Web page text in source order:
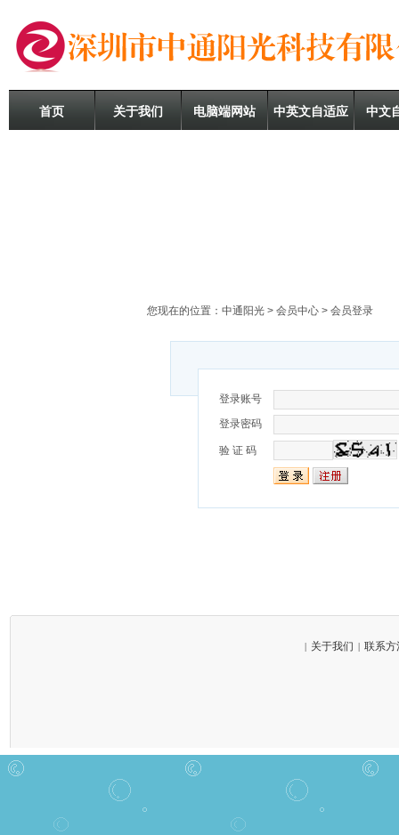
首页 关于我们 电脑端网站 中英文自适应 中文
您现在的位置： 中通阳光 > 会员中心 > 会员登录
登录账号
登录密码
验 证 码
| 关于我们 | 联系方